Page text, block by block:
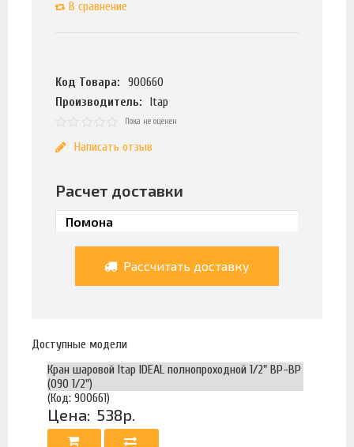
В сравнение
Код Товара:
900660
Производитель:
Itap
Пока не оценен
Написать отзыв
Расчет доставки
Рассчитать доставку
Доступные модели
Кран шаровой Itap IDEAL полнопроходной 1/2" ВР-ВР
(090 1/2")
(Код: 900661)
Цена: 538р.